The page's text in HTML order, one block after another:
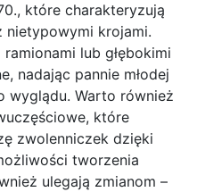
które charakteryzują
nietypowymi krojami.
lub głębokimi
nadając pannie młodej
wyglądu. Warto również
które
zwolenniczek dzięki
tworzenia
ulegają zmianom –